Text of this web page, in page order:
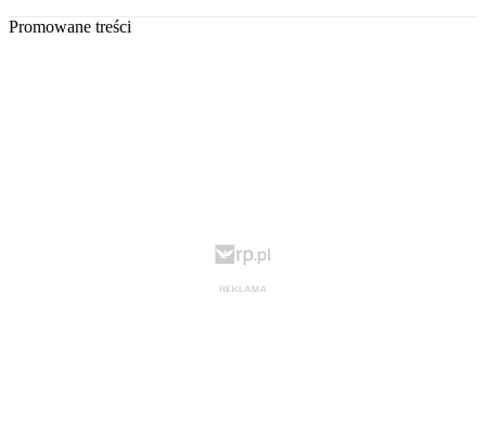
Promowane treści